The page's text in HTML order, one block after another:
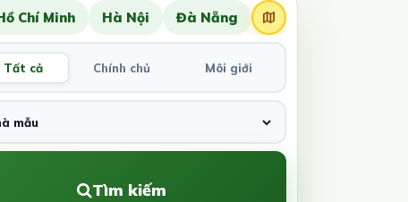
Chí Minh Hà Nội Đà Nẵng
Tất cả Chính chủ Môi giới
Tìm kiếm